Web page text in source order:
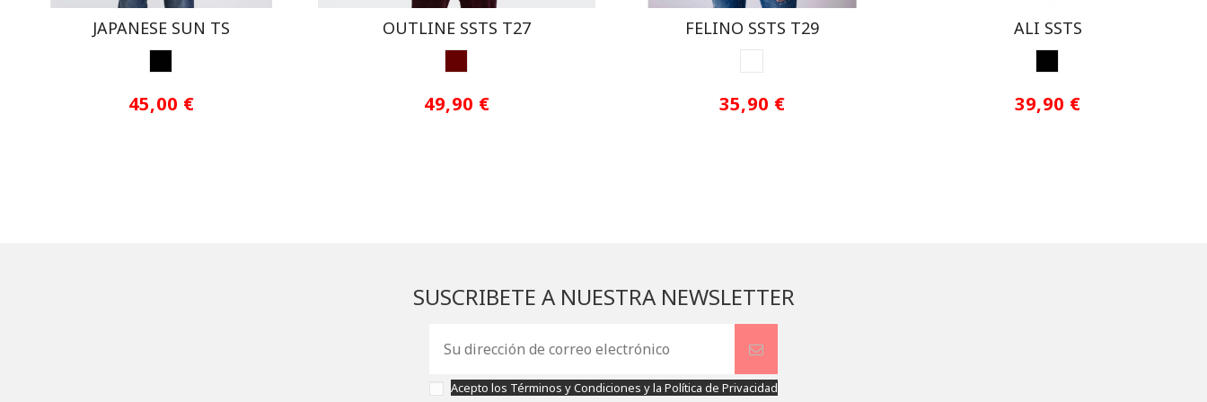
JAPANESE SUN TS
45,00 €
OUTLINE SSTS T27
49,90 €
FELINO SSTS T29
35,90 €
ALI SSTS
39,90 €
SUSCRIBETE A NUESTRA NEWSLETTER
Acepto los Términos y Condiciones y la Política de Privacidad